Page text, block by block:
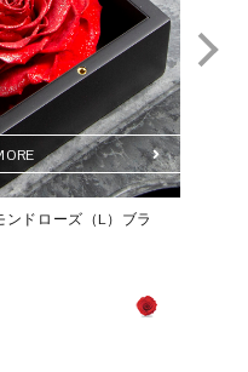
穏やかなセピアへと移ろい
のが、タイムレスローズの
場所、屋外や火気付近はお避
、花の表情がより凛として
付けいたします。ご注文時に
ンドローズ（L）ブラ